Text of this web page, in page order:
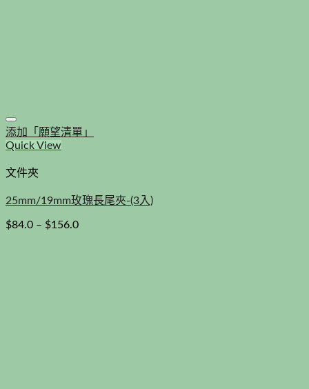
添加「願望清單」
Quick View
文件夾
25mm/19mm玫瑰長尾夾-(3入)
$84.0 – $156.0